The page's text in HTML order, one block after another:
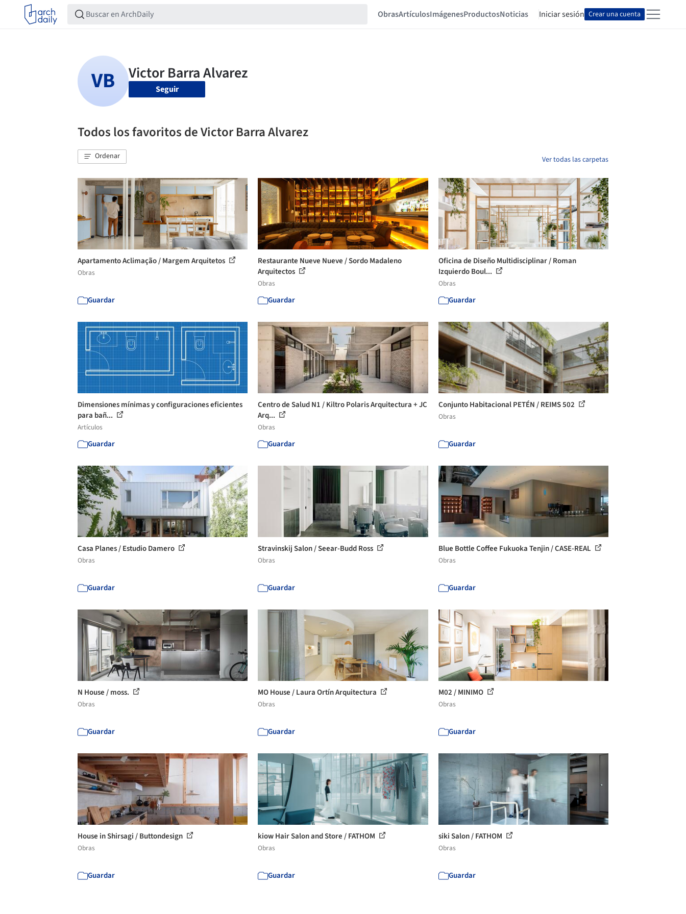
ObrasArtículosImágenesProductosNoticias Iniciar sesión Crear una cuenta
Seguir
Todos los favoritos de Victor Barra Alvarez
Ordenar Ver todas las carpetas
Apartamento Aclimação / Margem Arquitetos
Obras
Guardar
Restaurante Nueve Nueve / Sordo Madaleno
Arquitectos
Obras
Guardar
Oficina de Diseño Multidisciplinar / Roman
Izquierdo Boul...
Obras
Guardar
Dimensiones mínimas y configuraciones eficientes
para bañ...
Artículos
Guardar
Centro de Salud N1 / Kiltro Polaris Arquitectura + JC
Arq...
Obras
Guardar
Conjunto Habitacional PETÉN / REIMS 502
Obras
Guardar
Casa Planes / Estudio Damero
Obras
Guardar
Stravinskij Salon / Seear-Budd Ross
Obras
Guardar
Blue Bottle Coffee Fukuoka Tenjin / CASE-REAL
Obras
Guardar
N House / moss.
Obras
Guardar
MO House / Laura Ortín Arquitectura
Obras
Guardar
M02 / MINIMO
Obras
Guardar
House in Shirsagi / Buttondesign
Obras
Guardar
kiow Hair Salon and Store / FATHOM
Obras
Guardar
siki Salon / FATHOM
Obras
Guardar